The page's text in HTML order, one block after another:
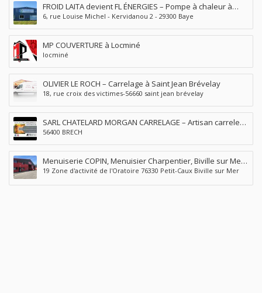
FROID LAITA devient FL ÉNERGIES – Pompe à chaleur à
Baye
6, rue Louise Michel - Kervidanou 2 - 29300 Baye
MP COUVERTURE à Locminé
locminé
OLIVIER LE ROCH – Carrelage à Saint Jean Brévelay
18, rue croix des victimes-56660 saint jean brévelay
SARL CHATELARD MORGAN CARRELAGE – Artisan carreleur
à Brec’h Auray
56400 BRECH
Menuiserie COPIN, Menuisier Charpentier, Biville sur Mer,
Petit-Caux (76)
19 Zone d'activité de l'Oratoire 76330 Petit-Caux Biville sur Mer